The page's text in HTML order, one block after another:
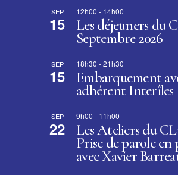
SEP
15
12h00 - 14h00
Les déjeuners du
Septembre 2026
SEP
15
18h30 -21h30
Embarquement
adhérent Interîles
SEP
22
9h00 - 11h00
Les Ateliers du
Prise de parole en
avec Xavier